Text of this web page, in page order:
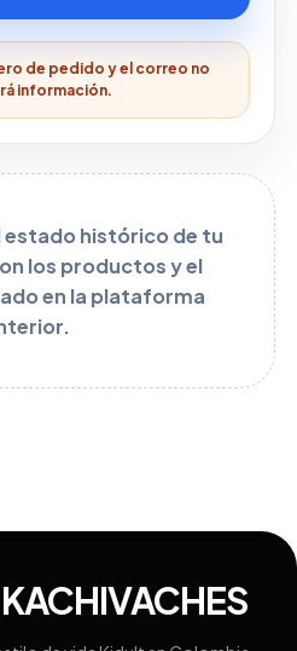
de pedido y el correo no
información.
estado histórico de tu
los productos y el
en la plataforma